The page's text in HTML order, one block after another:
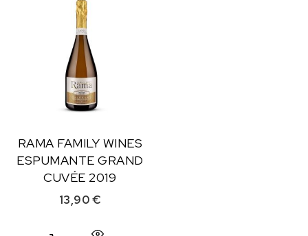
RAMA FAMILY WINES
ESPUMANTE GRAND
CUVÉE 2019
13,90€